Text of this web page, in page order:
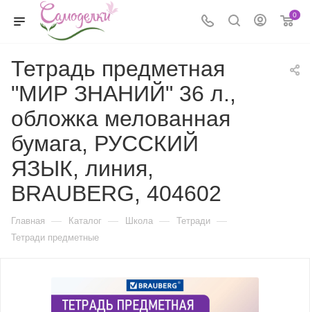
0
Тетрадь предметная
"МИР ЗНАНИЙ" 36 л.,
обложка мелованная
бумага, РУССКИЙ
ЯЗЫК, линия,
BRAUBERG, 404602
Главная — Каталог — Школа — Тетради —
Тетради предметные